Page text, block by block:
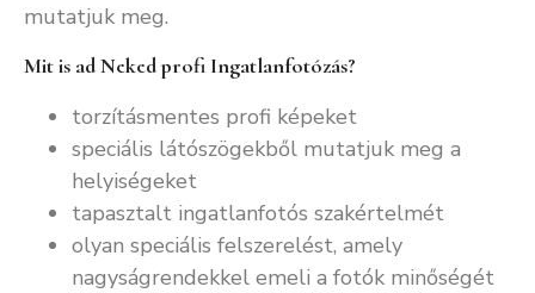
mutatjuk meg.
Mit is ad Neked profi Ingatlanfotózás?
torzításmentes profi képeket
speciális látószögekből mutatjuk meg a
helyiségeket
tapasztalt ingatlanfotós szakértelmét
olyan speciális felszerelést, amely
nagyságrendekkel emeli a fotók minőségét